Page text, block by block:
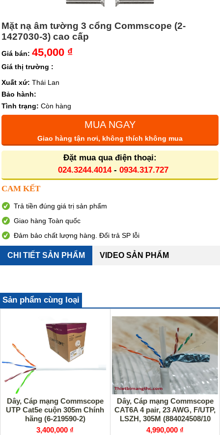
Mặt nạ âm tường 3 cổng Commscope (2-
1427030-3) cao cấp
Giá bán: 45,000 ₫
Giá thị trường :
Xuất xứ: Thái Lan
Bảo hành:
Tình trạng: Còn hàng
MUA NGAY
Giao hàng tận nơi, không thích không mua
Đặt mua qua điện thoại:
024.3244.4014- 0934.317.727
CAM KẾT
Trả tiền đúng giá trị sản phẩm
Giao hàng Toàn quốc
Đảm bảo chất lượng hàng. Đổi trả SP lỗi
CHI TIẾT SẢN PHẨM VIDEO SẢN PHẨM
Sản phẩm cùng loại
Dây, Cáp mạng Commscope
UTP Cat5e cuộn 305m Chính
hãng (6-219590-2)
3,400,000 ₫
Dây, Cáp mạng Commscope
CAT6A 4 pair, 23 AWG, F/UTP,
LSZH, 305M (884024508/10
CS44Z1)
4,990,000 ₫